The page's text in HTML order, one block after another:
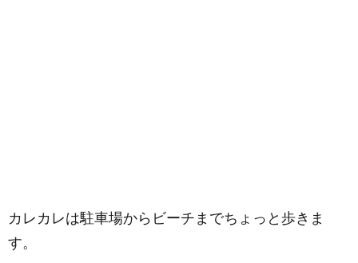
カレカレは駐車場からビーチまでちょっと歩きま
す。